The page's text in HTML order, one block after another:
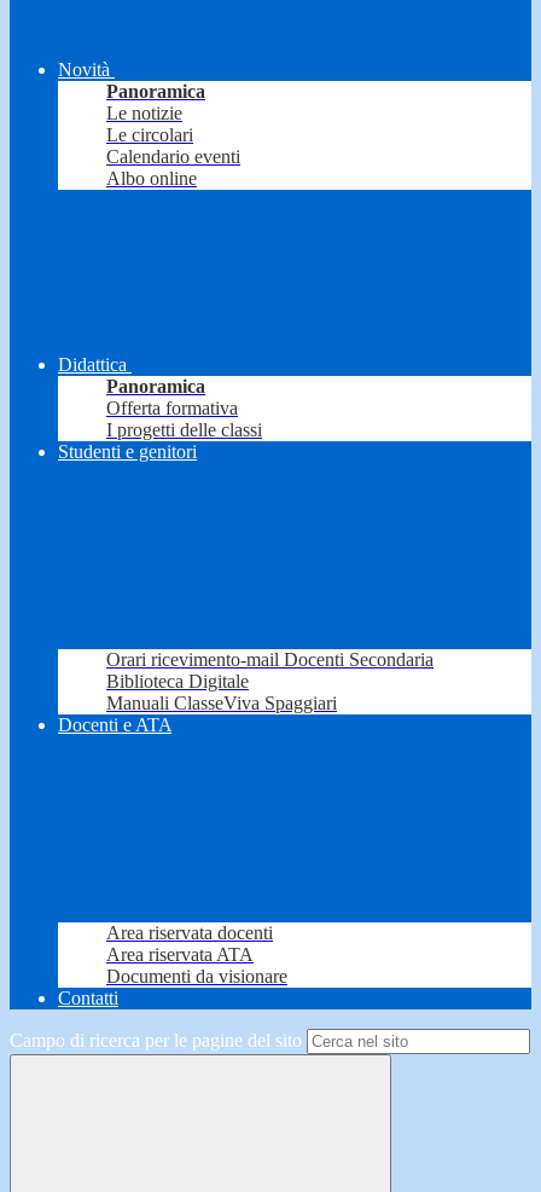
Novità
Panoramica
Le notizie
Le circolari
Calendario eventi
Albo online
Didattica
Panoramica
Offerta formativa
I progetti delle classi
Studenti e genitori
Orari ricevimento-mail Docenti Secondaria
Biblioteca Digitale
Manuali ClasseViva Spaggiari
Docenti e ATA
Area riservata docenti
Area riservata ATA
Documenti da visionare
Contatti
Campo di ricerca per le pagine del sito